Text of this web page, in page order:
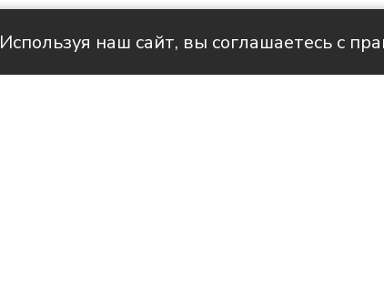
Используя наш сайт, вы соглашаетесь с